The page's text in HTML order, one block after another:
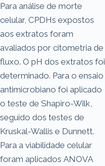
Para análise de morte
celular, CPDHs expostos
aos extratos foram
avaliados por citometria de
fluxo. O pH dos extratos foi
determinado. Para o ensaio
antimicrobiano foi aplicado
o teste de Shapiro-Wilk,
seguido dos testes de
Kruskal-Wallis e Dunnett.
Para a viabilidade celular
foram aplicados ANOVA